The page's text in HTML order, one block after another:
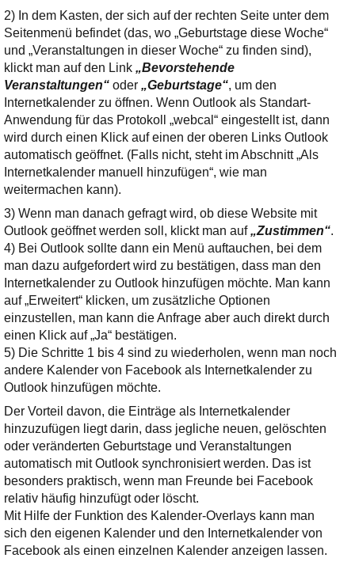
2) In dem Kasten, der sich auf der rechten Seite unter dem
Seitenmenü befindet (das, wo „Geburtstage diese Woche“
und „Veranstaltungen in dieser Woche“ zu finden sind),
klickt man auf den Link „Bevorstehende
Veranstaltungen“oder „Geburtstage“, um den
Internetkalender zu öffnen. Wenn Outlook als Standart-
Anwendung für das Protokoll „webcal“ eingestellt ist, dann
wird durch einen Klick auf einen der oberen Links Outlook
automatisch geöffnet. (Falls nicht, steht im Abschnitt „Als
Internetkalender manuell hinzufügen“, wie man
weitermachen kann).
3) Wenn man danach gefragt wird, ob diese Website mit
Outlook geöffnet werden soll, klickt man auf„Zustimmen“.
4) Bei Outlook sollte dann ein Menü auftauchen, bei dem
man dazu aufgefordert wird zu bestätigen, dass man den
Internetkalender zu Outlook hinzufügen möchte. Man kann
auf „Erweitert“ klicken, um zusätzliche Optionen
einzustellen, man kann die Anfrage aber auch direkt durch
einen Klick auf „Ja“ bestätigen.
5) Die Schritte 1 bis 4 sind zu wiederholen, wenn man noch
andere Kalender von Facebook als Internetkalender zu
Outlook hinzufügen möchte.
Der Vorteil davon, die Einträge als Internetkalender
hinzuzufügen liegt darin, dass jegliche neuen, gelöschten
oder veränderten Geburtstage und Veranstaltungen
automatisch mit Outlook synchronisiert werden. Das ist
besonders praktisch, wenn man Freunde bei Facebook
relativ häufig hinzufügt oder löscht.
Mit Hilfe der Funktion des Kalender-Overlays kann man
sich den eigenen Kalender und den Internetkalender von
Facebook als einen einzelnen Kalender anzeigen lassen.